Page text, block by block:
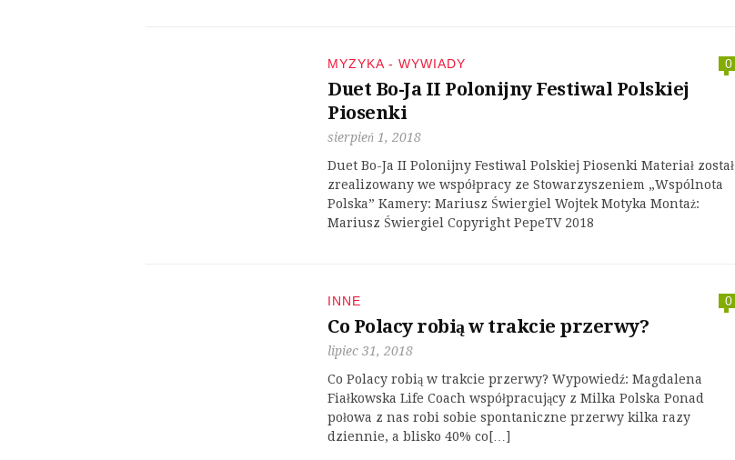
MYZYKA - WYWIADY 0
Duet Bo-Ja II Polonijny Festiwal Polskiej
Piosenki
sierpień 1, 2018
Duet Bo-Ja II Polonijny Festiwal Polskiej Piosenki Materiał został
zrealizowany we współpracy ze Stowarzyszeniem „Wspólnota
Polska” Kamery: Mariusz Świergiel Wojtek Motyka Montaż:
Mariusz Świergiel Copyright PepeTV 2018
INNE 0
Co Polacy robią w trakcie przerwy?
lipiec 31, 2018
Co Polacy robią w trakcie przerwy? Wypowiedź: Magdalena
Fiałkowska Life Coach współpracujący z Milka Polska Ponad
połowa z nas robi sobie spontaniczne przerwy kilka razy
dziennie, a blisko 40% co[…]